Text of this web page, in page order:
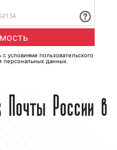
с условиями пользовательского
персональных данных
России в